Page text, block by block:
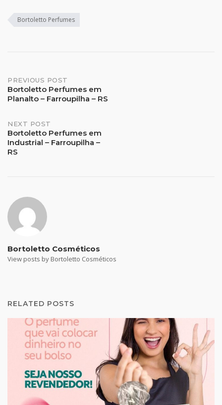
Bortoletto Perfumes
Post
navigation
PREVIOUS POST
Bortoletto Perfumes em
Planalto – Farroupilha – RS
NEXT POST
Bortoletto Perfumes em
Industrial – Farroupilha –
RS
Bortoletto Cosméticos
View posts by Bortoletto Cosméticos
RELATED POSTS